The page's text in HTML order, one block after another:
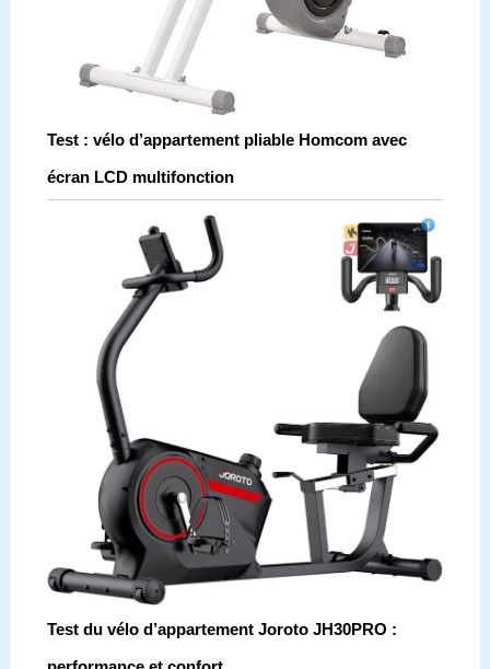
Test : vélo d’appartement pliable Homcom avec
écran LCD multifonction
Test du vélo d’appartement Joroto JH30PRO :